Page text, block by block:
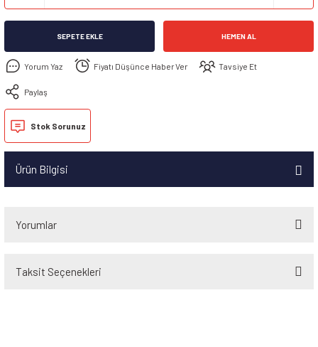
SEPETE EKLE HEMEN AL
Yorum Yaz Fiyatı Düşünce Haber Ver Tavsiye Et
Paylaş
Stok Sorunuz
Ürün Bilgisi
Yorumlar
Taksit Seçenekleri